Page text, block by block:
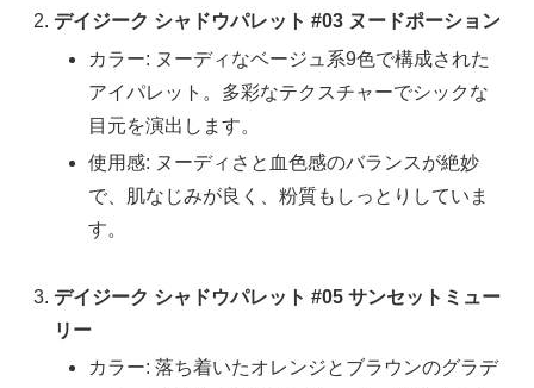
デイジーク シャドウパレット #03 ヌードポーション
カラー: ヌーディなベージュ系9色で構成された
アイパレット。多彩なテクスチャーでシックな
目元を演出します。
使用感: ヌーディさと血色感のバランスが絶妙
で、肌なじみが良く、粉質もしっとりしていま
す。
デイジーク シャドウパレット #05 サンセットミュー
リー
カラー: 落ち着いたオレンジとブラウンのグラデ